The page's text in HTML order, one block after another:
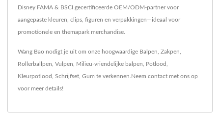
Disney FAMA & BSCI gecertificeerde OEM/ODM-partner voor
aangepaste kleuren, clips, figuren en verpakkingen—ideaal voor
promotionele en themapark merchandise.
Wang Bao nodigt je uit om onze hoogwaardige Balpen, Zakpen,
Rollerballpen, Vulpen, Milieu-vriendelijke balpen, Potlood ,
Kleurpotlood , Schrijfset, Gum te verkennen. Neem contact met ons op
voor meer details!